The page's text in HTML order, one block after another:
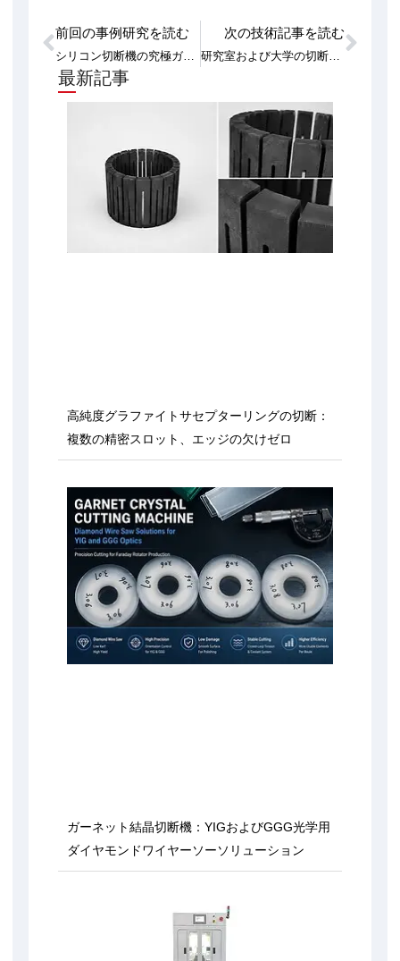
Prev
前回の事例研究を読む
シリコン切断機の究極ガイド：効率と精度の向上
次の技術記事を読む
研究室および大学の切断装置：先進のソリューションで課題を解決 次
最新記事
高純度グラファイトサセプターリングの切断：
複数の精密スロット、エッジの欠けゼロ
ガーネット結晶切断機：YIGおよびGGG光学用
ダイヤモンドワイヤーソーソリューション